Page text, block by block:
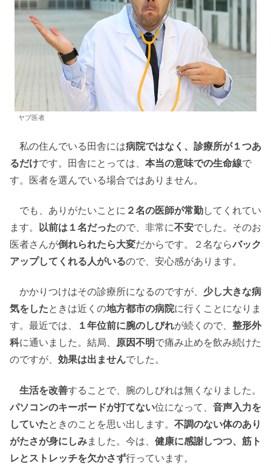
ヤブ医者
私の住んでいる田舎には病院ではなく、診療所が１つあ
るだけです。田舎にとっては、 本当の意味での生命線で
す。医者を選んでいる場合ではありません。
でも、ありがたいことに ２名の医師が常勤してくれてい
ます。 以前は１名だったので、非常に不安でした。そのお
医者さんが倒れられたら大変だからです。２名ならバック
アップしてくれる人がいるので、安心感があります。
かかりつけはその診療所になるのですが、 少し大きな病
気をしたときは近くの地方都市の病院に行くことになりま
す。最近では、
１年位前に腕のしびれが続くので、 整形外
科に通いました。結局、 原因不明で痛み止めを飲み続けた
のですが、 効果は出ませんでした。
生活を改善することで、腕のしびれは無くなりました。
パソコンのキーボードが打てない位になって、 音声入力を
していたときのことを思い出します。 不調のない体のあり
がたさが身にしみました。今は、 健康に感謝しつつ、筋ト
レとストレッチを欠かさず行っています。